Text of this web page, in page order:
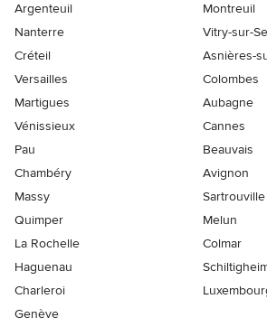
Argenteuil
Montreuil
Nanterre
Vitry-sur-
Créteil
Asnières-
Versailles
Colombes
Martigues
Aubagne
Vénissieux
Cannes
Pau
Beauvais
Chambéry
Avignon
Massy
Sartrouville
Quimper
Melun
La Rochelle
Colmar
Haguenau
Charleroi
Genève